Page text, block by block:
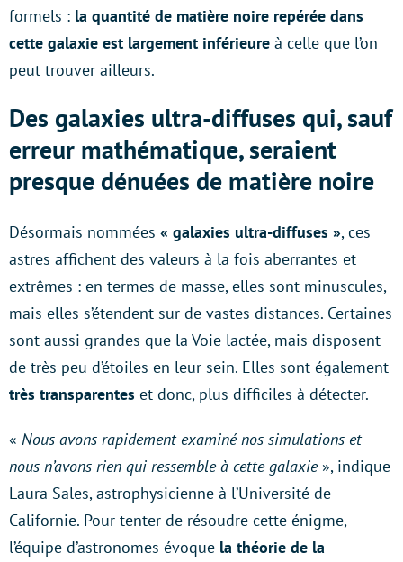
formels : la quantité de matière noire repérée dans
cette galaxie est largement inférieure à celle que l’on
peut trouver ailleurs.
Des galaxies ultra-diffuses qui, sauf
erreur mathématique, seraient
presque dénuées de matière noire
Désormais nommées « galaxies ultra-diffuses », ces
astres affichent des valeurs à la fois aberrantes et
extrêmes : en termes de masse, elles sont minuscules,
mais elles s’étendent sur de vastes distances. Certaines
sont aussi grandes que la Voie lactée, mais disposent
de très peu d’étoiles en leur sein. Elles sont également
très transparentes et donc, plus difficiles à détecter.
« Nous avons rapidement examiné nos simulations et
nous n’avons rien qui ressemble à cette galaxie», indique
Laura Sales, astrophysicienne à l’Université de
Californie. Pour tenter de résoudre cette énigme,
l’équipe d’astronomes évoque la théorie de la